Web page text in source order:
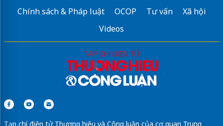
Chính sách & Pháp luật
OCOP Tư vấn
Xã hội
Videos
Tạp chí điện tử Thương hiệu và Công luận của cơ quan Trung